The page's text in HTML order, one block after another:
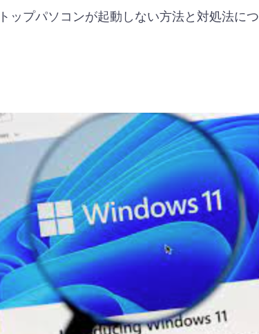
ップパソコンが起動しない方法と対処法につ